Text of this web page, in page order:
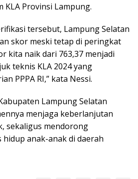
KLA Provinsi Lampung.
tersebut, Lampung Selatan
skor meski tetap di peringkat
kita naik dari 763,37 menjadi
teknis KLA 2024 yang
PPPA RI,” kata Nessi.
Lampung Selatan
menjaga keberlanjutan
sekaligus mendorong
anak-anak di daerah